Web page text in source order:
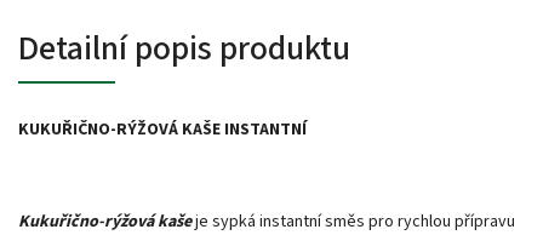
Detailní popis produktu
KUKUŘIČNO-RÝŽOVÁ KAŠE INSTANTNÍ
Kukuřično-rýžová kašeje sypká instantní směs pro rychlou přípravu